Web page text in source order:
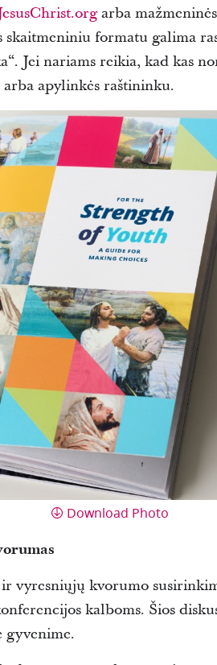
arba
formatu galima
Jei nariams reikia, kad kas
apylinkės raštininku.
Download Photo
vyresniųjų kvorumo
kalboms. Šios
gyvenime.